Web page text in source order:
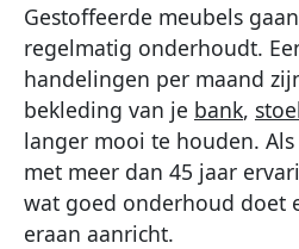
Gestoffeerde meubels
regelmatig onderhoudt.
handelingen per maand
bekleding van je bank,
langer mooi te houden.
met meer dan 45 jaar
wat goed onderhoud doet
eraan aanricht.